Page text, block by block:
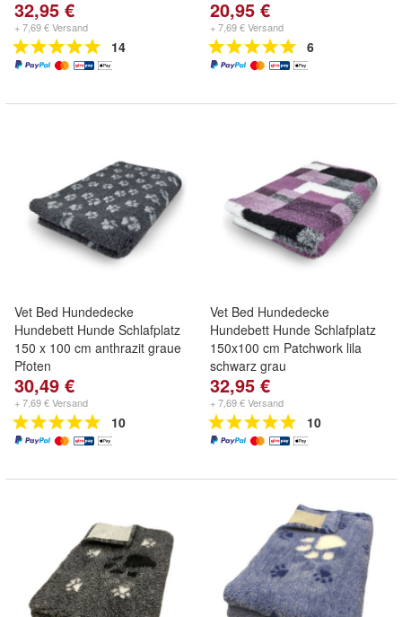
32,95 €
+ 7,69 € Versand
14
20,95 €
+ 7,69 € Versand
6
Vet Bed Hundedecke
Hundebett Hunde Schlafplatz
150 x 100 cm anthrazit graue
Pfoten
30,49 €
+ 7,69 € Versand
10
Vet Bed Hundedecke
Hundebett Hunde Schlafplatz
150x100 cm Patchwork lila
schwarz grau
32,95 €
+ 7,69 € Versand
10